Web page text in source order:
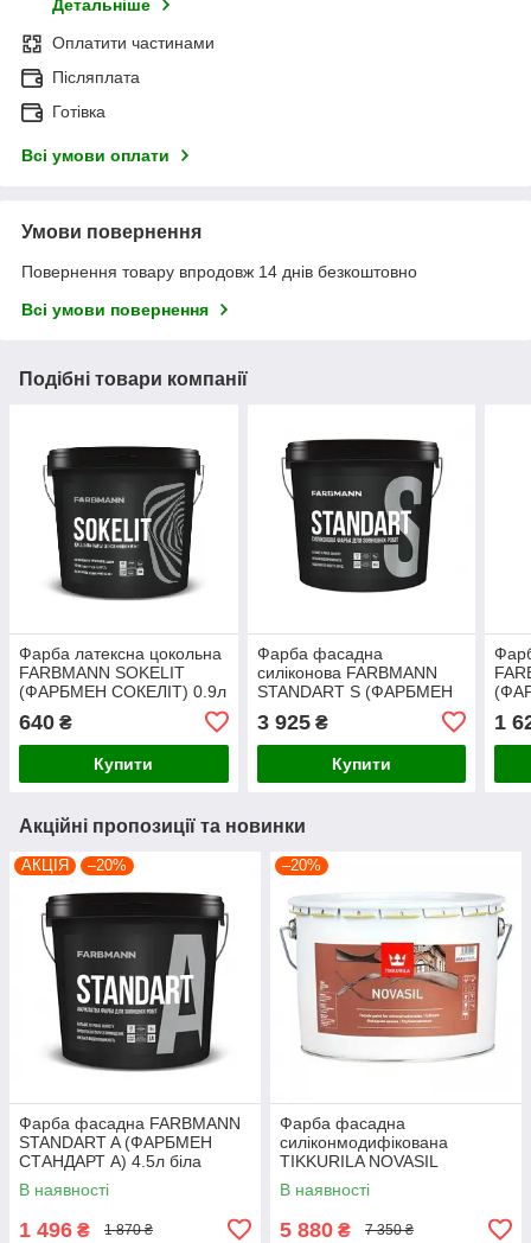
Детальніше
Оплатити частинами
Післяплата
Готівка
Всі умови оплати
Умови повернення
Повернення товару впродовж 14 днів безкоштовно
Всі умови повернення
Подібні товари компанії
Фарба латексна цокольна
FARBMANN SOKELIT
(ФАРБМЕН СОКЕЛІТ) 0.9л
640 ₴
Купити
Фарба фасадна
силіконова FARBMANN
STANDART S (ФАРБМЕН
3 925₴
Купити
1
Акційні пропозиції та новинки
АКЦІЯ –20%
Фарба фасадна FARBMANN
STANDART A (ФАРБМЕН
СТАНДАРТ А) 4.5л біла
В наявності
1 496 ₴ 1 870 ₴
–20%
Фарба фасадна
силіконмодифікована
TIKKURILA NOVASIL
(ТІККУРІЛА НОВАСІЛ) 9л біла
матова
В наявності
5 880 ₴ 7 350 ₴